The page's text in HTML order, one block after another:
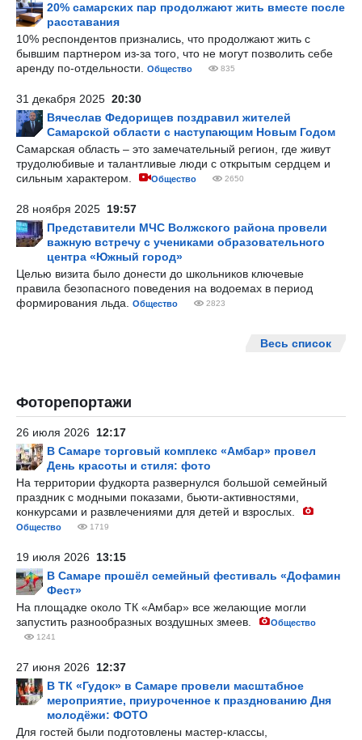
20% самарских пар продолжают жить вместе после
расставания
10% респондентов признались, что продолжают жить с
бывшим партнером из-за того, что не могут позволить себе
аренду по-отдельности.
Общество 835
31 декабря 2025 20:30
Вячеслав Федорищев поздравил жителей
Самарской области с наступающим Новым Годом
Самарская область – это замечательный регион, где живут
трудолюбивые и талантливые люди с открытым сердцем и
сильным характером.
Общество 2650
28 ноября 2025 19:57
Представители МЧС Волжского района провели
важную встречу с учениками образовательного
центра «Южный город»
Целью визита было донести до школьников ключевые
правила безопасного поведения на водоемах в период
формирования льда.
Общество 2823
Весь список
Фоторепортажи
26 июля 2026 12:17
В Самаре торговый комплекс «Амбар» провел
День красоты и стиля: фото
На территории фудкорта развернулся большой семейный
праздник с модными показами, бьюти-активностями,
конкурсами и развлечениями для детей и взрослых.
Общество 1719
19 июля 2026 13:15
В Самаре прошёл семейный фестиваль «Дофамин
Фест»
На площадке около ТК «Амбар» все желающие могли
запустить разнообразных воздушных змеев.
Общество
1241
27 июня 2026 12:37
В ТК «Гудок» в Самаре провели масштабное
мероприятие, приуроченное к празднованию Дня
молодёжи: ФОТО
Для гостей были подготовлены мастер-классы,